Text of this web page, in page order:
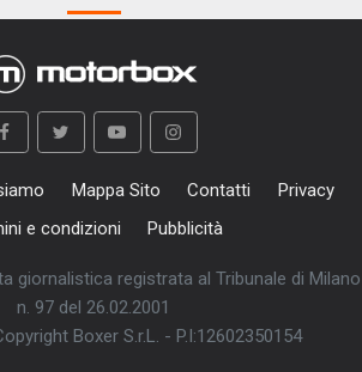
Mappa Sito Contatti
Privacy
e condizioni
Pubblicità
giornalistica registrata al Tribunale di Milano
n. 97 del 26.02.2001
Boxer S.r.L. - P.I:12602350154